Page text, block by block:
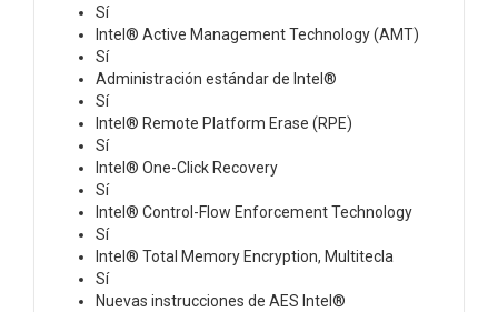
Sí
Intel® Active Management Technology (AMT)
Sí
Administración estándar de Intel®
Sí
Intel® Remote Platform Erase (RPE)
Sí
Intel® One-Click Recovery
Sí
Intel® Control-Flow Enforcement Technology
Sí
Intel® Total Memory Encryption, Multitecla
Sí
Nuevas instrucciones de AES Intel®